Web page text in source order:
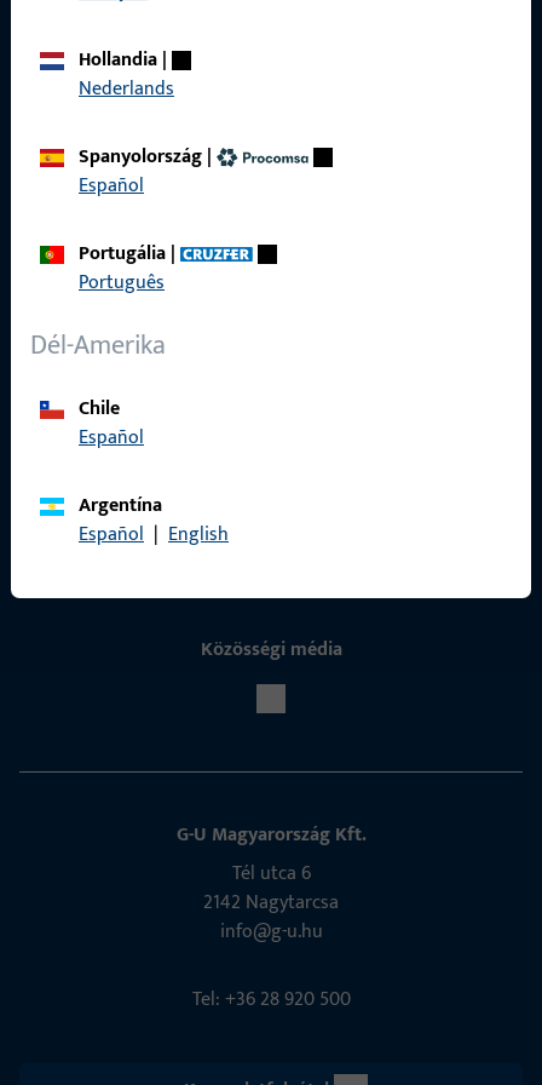
Hollandia|
Nederlands
Spanyolország|
Español
Portugália|
Português
Dél-Amerika
Chile
Español
Argentína
Español | English
Gyors elérés
Közösségi média
G-U Magyarország Kft.
Tél utca 6
2142 Nagytarcsa
info@g-u.hu
Tel: +36 28 920 500